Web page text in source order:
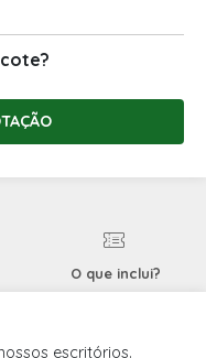
O que inclui?
escritórios.